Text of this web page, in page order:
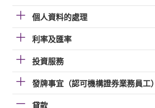
個人資料的處理
利率及匯率
投資服務
發牌事宜（認可機構證券業務員工）
貸款